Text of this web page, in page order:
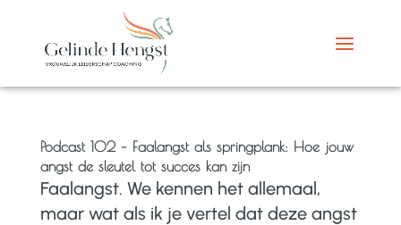
Podcast 102 – Faalangst als springplank: Hoe jouw
angst de sleutel tot succes kan zijn
Faalangst. We kennen het allemaal,
maar wat als ik je vertel dat deze angst